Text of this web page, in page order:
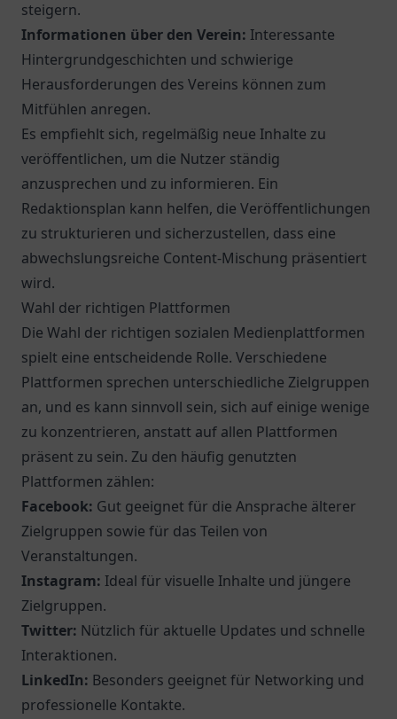
steigern.
Informationen über den Verein: Interessante
Hintergrundgeschichten und schwierige
Herausforderungen des Vereins können zum
Mitfühlen anregen.
Es empfiehlt sich, regelmäßig neue Inhalte zu
veröffentlichen, um die Nutzer ständig
anzusprechen und zu informieren. Ein
Redaktionsplan kann helfen, die Veröffentlichungen
zu strukturieren und sicherzustellen, dass eine
abwechslungsreiche Content-Mischung präsentiert
wird.
Wahl der richtigen Plattformen
Die Wahl der richtigen sozialen Medienplattformen
spielt eine entscheidende Rolle. Verschiedene
Plattformen sprechen unterschiedliche Zielgruppen
an, und es kann sinnvoll sein, sich auf einige wenige
zu konzentrieren, anstatt auf allen Plattformen
präsent zu sein. Zu den häufig genutzten
Plattformen zählen:
Facebook: Gut geeignet für die Ansprache älterer
Zielgruppen sowie für das Teilen von
Veranstaltungen.
Instagram: Ideal für visuelle Inhalte und jüngere
Zielgruppen.
Twitter: Nützlich für aktuelle Updates und schnelle
Interaktionen.
LinkedIn: Besonders geeignet für Networking und
professionelle Kontakte.